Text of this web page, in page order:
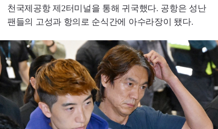
천국제공항 제2터미널을 통해 귀국했다. 공항은 성난
팬들의 고성과 항의로 순식간에 아수라장이 됐다.